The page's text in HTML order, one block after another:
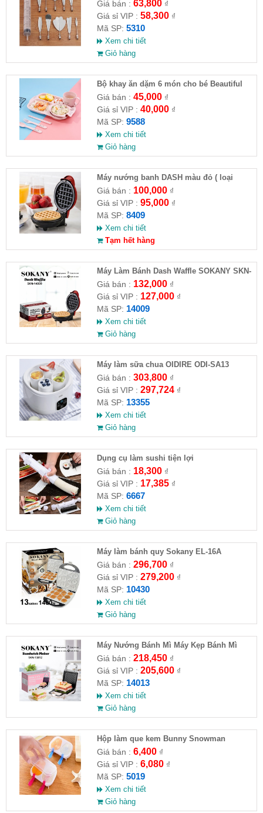
HĐ )
Giá bán : 63,800₫
Giá sỉ VIP : 58,300₫
Mã SP: 5310
Xem chi tiết
Giỏ hàng
Bộ khay ăn dặm 6 món cho bé Beautiful
life (hình gấu - ko hộp )
Giá bán : 45,000₫
Giá sỉ VIP : 40,000₫
Mã SP: 9588
Xem chi tiết
Giỏ hàng
Máy nướng banh DASH màu đỏ ( loại
chuẩn )
Giá bán : 100,000₫
Giá sỉ VIP : 95,000₫
Mã SP: 8409
Xem chi tiết
Tạm hết hàng
Máy Làm Bánh Dash Waffle SOKANY SKN-
14009
Giá bán : 132,000₫
Giá sỉ VIP : 127,000₫
Mã SP: 14009
Xem chi tiết
Giỏ hàng
Máy làm sữa chua OIDIRE ODI-SA13
Giá bán : 303,800₫
Giá sỉ VIP : 297,724₫
Mã SP: 13355
Xem chi tiết
Giỏ hàng
Dụng cụ làm sushi tiện lợi
Giá bán : 18,300₫
Giá sỉ VIP : 17,385₫
Mã SP: 6667
Xem chi tiết
Giỏ hàng
Máy làm bánh quy Sokany EL-16A
Giá bán : 296,700₫
Giá sỉ VIP : 279,200₫
Mã SP: 10430
Xem chi tiết
Giỏ hàng
Máy Nướng Bánh Mì Máy Kẹp Bánh Mì
Sandwich SOKANY SKN-14013
Giá bán : 218,450₫
Giá sỉ VIP : 205,600₫
Mã SP: 14013
Xem chi tiết
Giỏ hàng
Hộp làm que kem Bunny Snowman
Giá bán : 6,400₫
Giá sỉ VIP : 6,080₫
Mã SP: 5019
Xem chi tiết
Giỏ hàng